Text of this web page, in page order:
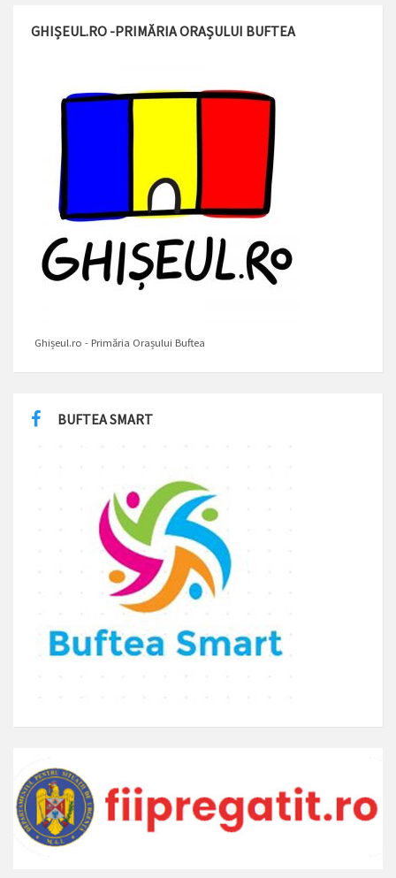
GHIȘEUL.RO -PRIMĂRIA ORAȘULUI BUFTEA
Ghișeul.ro - Primăria Orașului Buftea
BUFTEA SMART